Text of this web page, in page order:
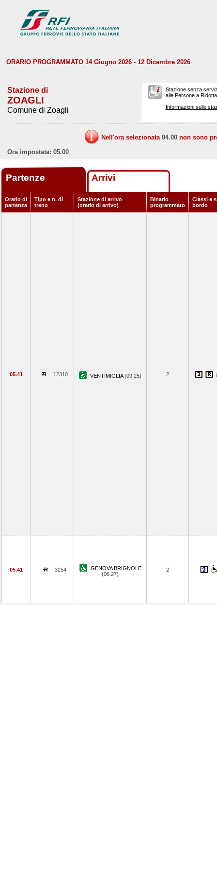
ORARIO PROGRAMMATO 14 Giugno 2026 - 12 Dicembre 2026
Stazione di
ZOAGLI
Comune di Zoagli
Stazione senza
alle Persone a
Informazioni sulle
Nell'ora selezionata 04.00 non sono
Ora impostata: 05.00
Partenze Arrivi
Orario di
partenza
Tipo e n. di
treno
Stazione di arrivo
(orario di arrivo)
Binario
programmato
Classi e
bordo
05.41 12310 VENTIMIGLIA(09.25) 2
05.41 3254
GENOVA BRIGNOLE
(06.27)
2